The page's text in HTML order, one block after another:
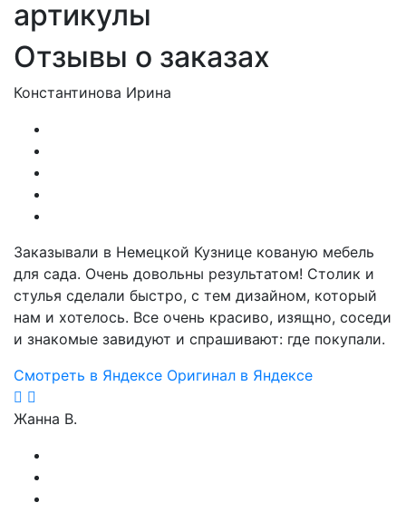
артикулы
Отзывы о заказах
Константинова Ирина
Заказывали в Немецкой Кузнице кованую мебель
для сада. Очень довольны результатом! Столик и
стулья сделали быстро, с тем дизайном, который
нам и хотелось. Все очень красиво, изящно, соседи
и знакомые завидуют и спрашивают: где покупали.
Смотреть в Яндексе Оригинал в Яндексе
Жанна В.